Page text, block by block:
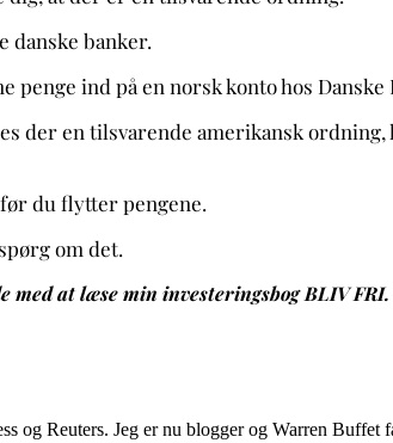
danske banker.
ind på en norsk konto hos Danske
der en tilsvarende amerikansk
du flytter pengene.
om det.
med at læse min investeringsbog BLIV FRI.
og Reuters. Jeg er nu blogger og Warren